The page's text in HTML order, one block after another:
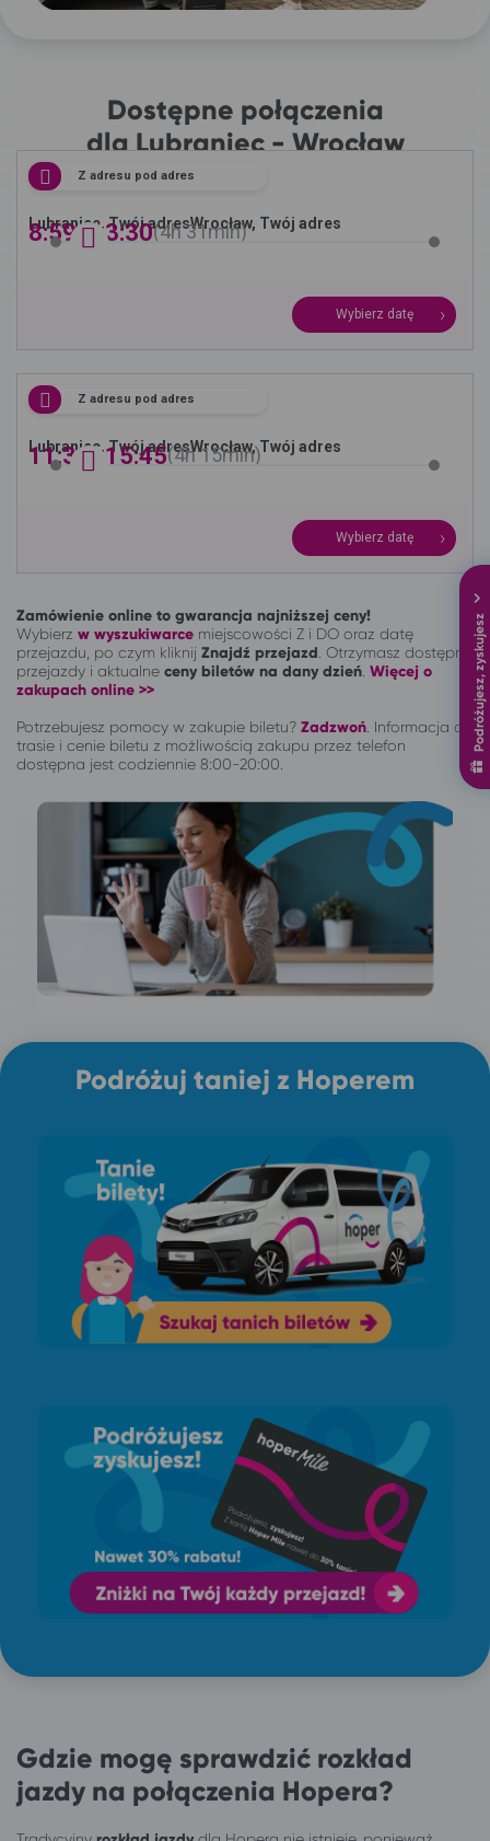
Podróżujesz, zyskujesz
Dostępne połączenia
dla Lubraniec - Wrocław
Z adresu pod adres
Lubraniec, Twój adresWrocław, Twój adres
8:59 -13:30 4h31min
Wybierz datę
Z adresu pod adres
Lubraniec, Twój adresWrocław, Twój adres
11:30 -15:45 4h15min
Wybierz datę
Zamówienie online to gwarancja najniższej ceny!
Wybierz w wyszukiwarce miejscowości Z i DO oraz datę
przejazdu, po czym kliknij Znajdź przejazd . Otrzymasz dostępne
przejazdy i aktualne ceny biletów na dany dzień Więcej o
zakupach online >>
Potrzebujesz pomocy w zakupie biletu? Zadzwoń Informacja o
trasie i cenie biletu z możliwością zakupu przez telefon
dostępna jest codziennie 8:00-20:00.
Podróżuj taniej z Hoperem
Gdzie mogę sprawdzić rozkład
jazdy na połączenia Hopera?